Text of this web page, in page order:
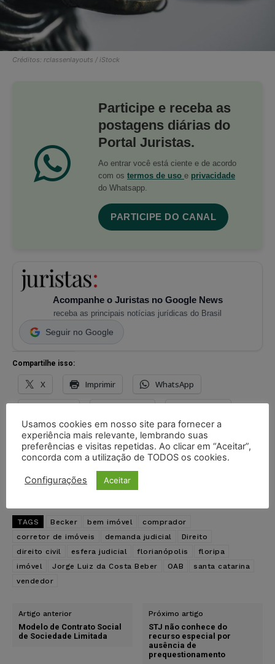
Créditos: rclassenlayouts / iStock
Participe e receba as
postagens diárias do
Portal Juristas.
Ao entrar você está ciente e de acordo
com os termos de uso e privacidade
do Whatsapp.
PARTICIPE DO CANAL
Acompanhe o Juristas no Google News
receba as principais notícias jurídicas do Brasil
Seguir no Google
Compartilhe isso:
X Imprimir WhatsApp
Pinterest Tumblr Reddit
Nextdoor E-mail Mastodon
LinkedIn
TAGS Becker bem imóvel
comprador
corretor de imóveis
demanda judicial
Direito
direito civil
esfera judicial florianópolis
floripa
imóvel
Jorge Luiz da Costa Beber OAB
santa catarina
vendedor
Artigo anterior
Modelo de Contrato Social
de Sociedade Limitada
Próximo artigo
STJ não conhece do
recurso especial por
ausência de
prequestionamento
Usamos cookies em nosso site para fornecer a
experiência mais relevante, lembrando suas
preferências e visitas repetidas. Ao clicar em “Aceitar”,
concorda com a utilização de TODOS os cookies.
Configurações Aceitar